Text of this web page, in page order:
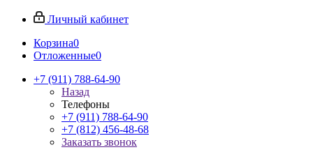
Личный кабинет
Корзина0
Отложенные0
+7 (911) 788-64-90
Назад
Телефоны
+7 (911) 788-64-90
+7 (812) 456-48-68
Заказать звонок